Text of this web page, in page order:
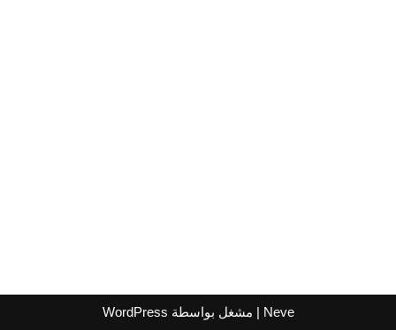
Neve | مشغل بواسطة WordPress
اشترك لتصلك عروض مراكز التسوق